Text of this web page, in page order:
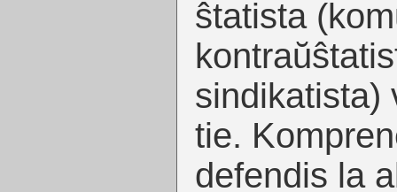
ŝtatista
sindikatista)
tie.
defendis la